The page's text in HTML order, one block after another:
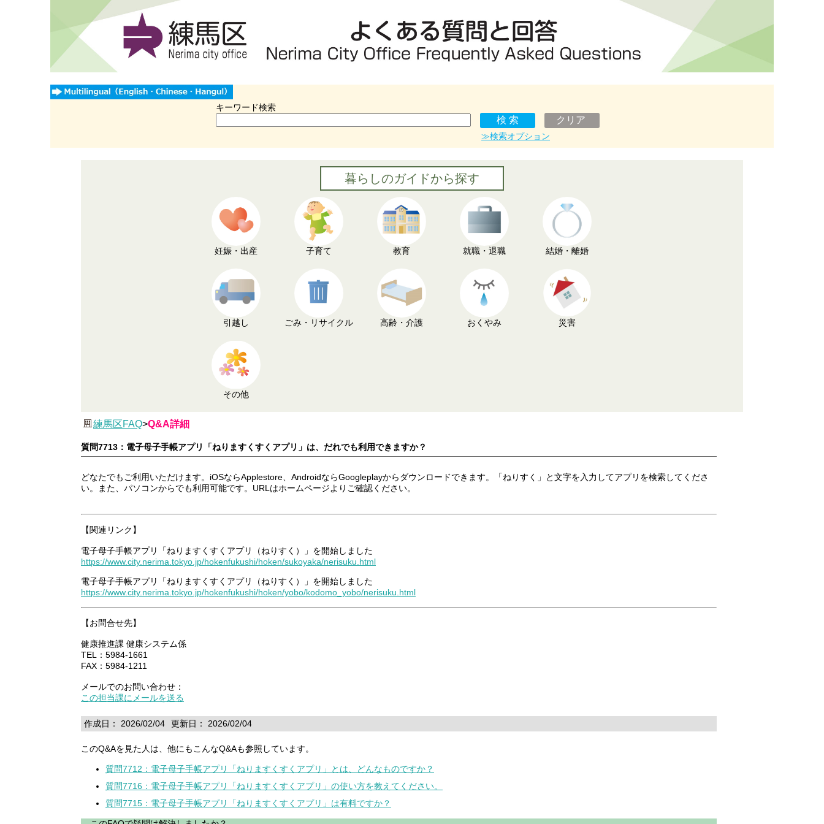
キーワード検索
≫検索オプション
暮らしのガイドから探す
妊娠・出産 子育て 教育 就職・退職 結婚・離婚
引越し ごみ・リサイクル 高齢・介護 おくやみ 災害
その他
練馬区FAQ>Q&A詳細
質問7713：電子母子手帳アプリ「ねりますくすくアプリ」は、だれでも利用できますか？
どなたでもご利用いただけます。iOSならApplestore、AndroidならGoogleplayからダウンロードできます。「ねりすく」と文字を入力してアプリを検索してくださ
い。また、パソコンからでも利用可能です。URLはホームページよりご確認ください。
【関連リンク】
電子母子手帳アプリ「ねりますくすくアプリ（ねりすく）」を開始しました
https://www.city.nerima.tokyo.jp/hokenfukushi/hoken/sukoyaka/nerisuku.html
電子母子手帳アプリ「ねりますくすくアプリ（ねりすく）」を開始しました
https://www.city.nerima.tokyo.jp/hokenfukushi/hoken/yobo/kodomo_yobo/nerisuku.html
【お問合せ先】
健康推進課 健康システム係
TEL：5984-1661
FAX：5984-1211
メールでのお問い合わせ：
この担当課にメールを送る
作成日： 2026/02/04 更新日： 2026/02/04
このQ&Aを見た人は、他にもこんなQ&Aも参照しています。
質問7712：電子母子手帳アプリ「ねりますくすくアプリ」とは、どんなものですか？
質問7716：電子母子手帳アプリ「ねりますくすくアプリ」の使い方を教えてください。
質問7715：電子母子手帳アプリ「ねりますくすくアプリ」は有料ですか？